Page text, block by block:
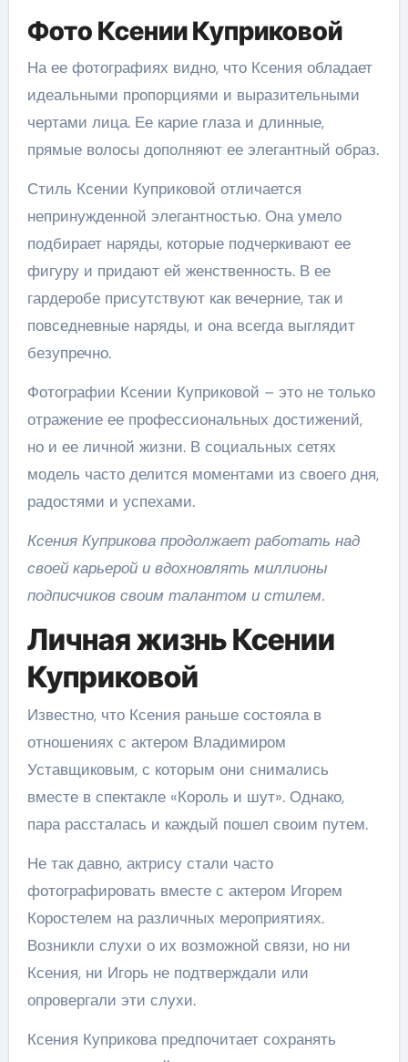
Фото Ксении Куприковой
На ее фотографиях видно, что Ксения обладает
идеальными пропорциями и выразительными
чертами лица. Ее карие глаза и длинные,
прямые волосы дополняют ее элегантный образ.
Стиль Ксении Куприковой отличается
непринужденной элегантностью. Она умело
подбирает наряды, которые подчеркивают ее
фигуру и придают ей женственность. В ее
гардеробе присутствуют как вечерние, так и
повседневные наряды, и она всегда выглядит
безупречно.
Фотографии Ксении Куприковой – это не только
отражение ее профессиональных достижений,
но и ее личной жизни. В социальных сетях
модель часто делится моментами из своего дня,
радостями и успехами.
Ксения Куприкова продолжает работать над
своей карьерой и вдохновлять миллионы
подписчиков своим талантом и стилем.
Личная жизнь Ксении
Куприковой
Известно, что Ксения раньше состояла в
отношениях с актером Владимиром
Уставщиковым, с которым они снимались
вместе в спектакле «Король и шут». Однако,
пара рассталась и каждый пошел своим путем.
Не так давно, актрису стали часто
фотографировать вместе с актером Игорем
Коростелем на различных мероприятиях.
Возникли слухи о их возможной связи, но ни
Ксения, ни Игорь не подтверждали или
опровергали эти слухи.
Ксения Куприкова предпочитает сохранять